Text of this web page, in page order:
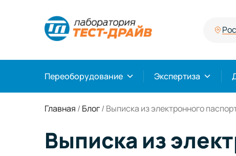
Переоборудование Экспертиза
Главная / Блог/ Выписка из электронного
Выписка из